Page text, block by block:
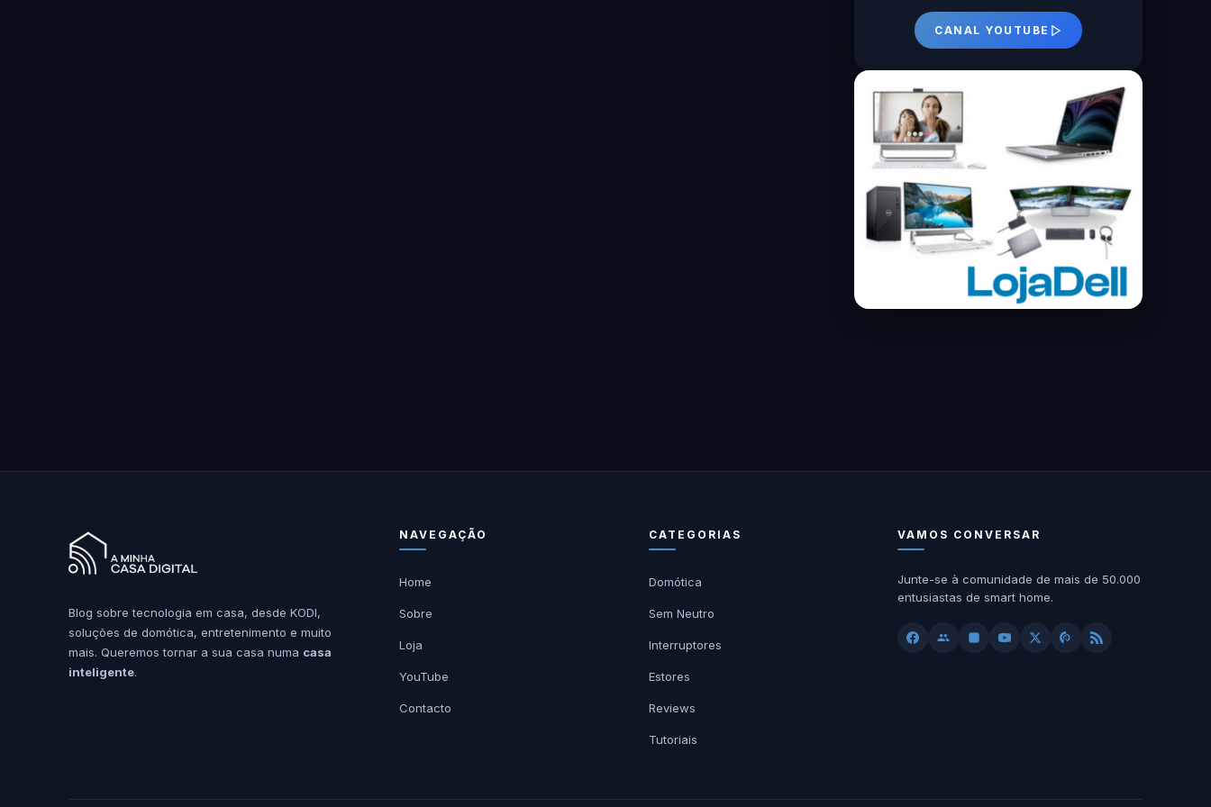
CANAL YOUTUBE
Blog sobre tecnologia em casa, desde KODI,
soluções de domótica, entretenimento e muito
mais. Queremos tornar a sua casa numa casa
inteligente.
NAVEGAÇÃO
Home
Sobre
Loja
YouTube
Contacto
CATEGORIAS
Domótica
Sem Neutro
Interruptores
Estores
Reviews
Tutoriais
VAMOS CONVERSAR
Junte-se à comunidade de mais de 50.000
entusiastas de smart home.